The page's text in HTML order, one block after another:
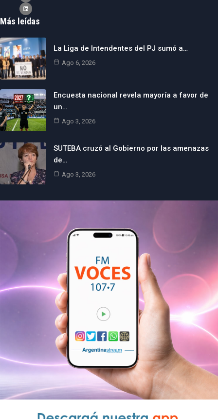
Más leídas
La Liga de Intendentes del PJ sumó a…
Ago 6, 2026
Encuesta nacional revela mayoría a favor de
un…
Ago 3, 2026
SUTEBA cruzó al Gobierno por las amenazas
de…
Ago 3, 2026